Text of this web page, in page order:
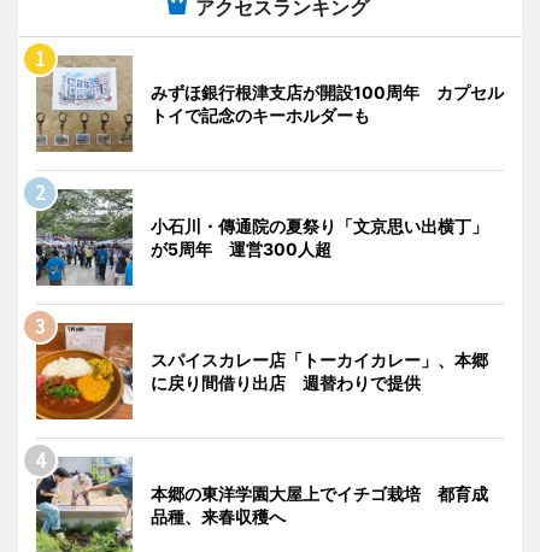
アクセスランキング
みずほ銀行根津支店が開設100周年 カプセル
トイで記念のキーホルダーも
小石川・傳通院の夏祭り「文京思い出横丁」
が5周年 運営300人超
スパイスカレー店「トーカイカレー」、本郷
に戻り間借り出店 週替わりで提供
本郷の東洋学園大屋上でイチゴ栽培 都育成
品種、来春収穫へ